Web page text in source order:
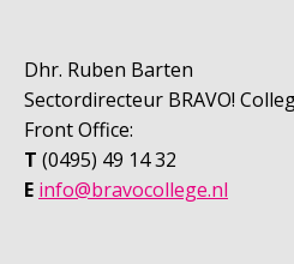
Dhr. Ruben Barten
Sectordirecteur BRAVO!
Front Office:
T (0495) 49 14 32
E info@bravocollege.nl